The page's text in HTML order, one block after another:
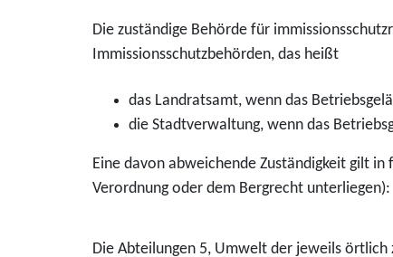
Die zuständige Behörde für
Immissionsschutzbehörden, das heißt
das Landratsamt, wenn das
die Stadtverwaltung, wenn das
Eine davon abweichende Zuständigkeit gilt
Verordnung oder dem Bergrecht unterliegen):
Die Abteilungen 5, Umwelt der jeweils örtlich